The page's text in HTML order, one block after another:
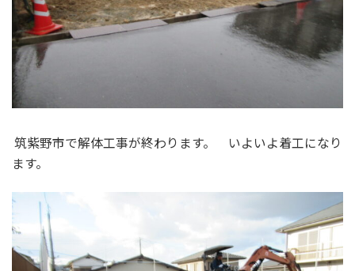
筑紫野市で解体工事が終わります。 いよいよ着工になり
ます。